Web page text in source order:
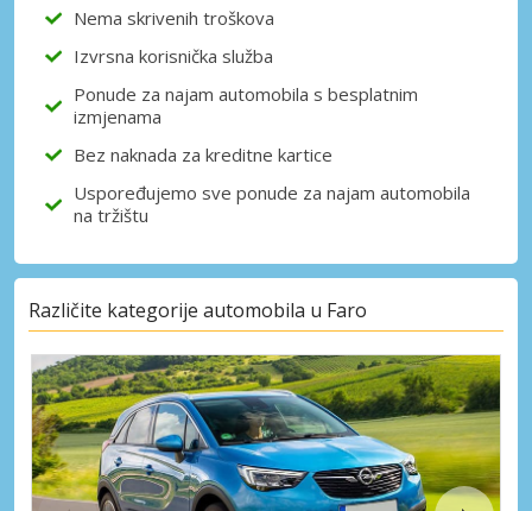
Nema skrivenih troškova
Izvrsna korisnička služba
Ponude za najam automobila s besplatnim
izmjenama
Bez naknada za kreditne kartice
Uspoređujemo sve ponude za najam automobila
na tržištu
Različite kategorije automobila u Faro